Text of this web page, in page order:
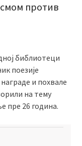
против
библиотеци
поезије
и похвале
на тему
пре 26 година.